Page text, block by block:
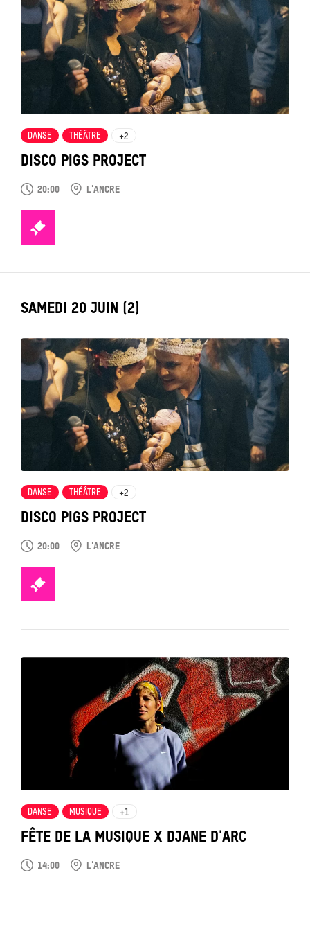
DISCO PIGS PROJECT
DANSE THÉÂTRE +2
20:00 L'ANCRE
TICKETS
voir
LABEL_DATE
SAMEDI 20 JUIN (2)
DISCO PIGS PROJECT
DANSE THÉÂTRE +2
20:00 L'ANCRE
TICKETS
Tout
voir
FÊTE DE LA MUSIQUE X DJANE D'ARC
DANSE MUSIQUE +1
14:00 L'ANCRE